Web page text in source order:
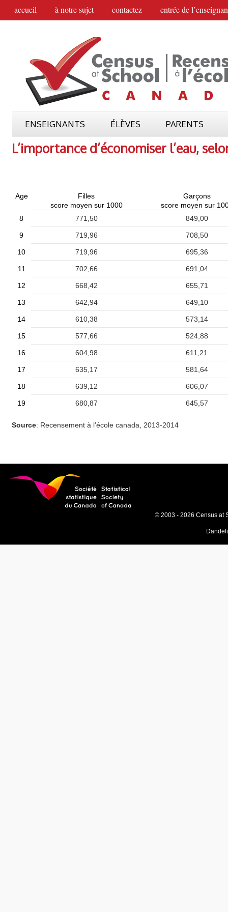
accueil à notre sujet contactez entrée de
ENSEIGNANTS ÉLÈVES PARENTS
L’importance d’économiser l’eau,
Age Filles
Garçons
score moyen sur 1000
score moyen sur
8
771,50 849,00
9 719,96 708,50
10 719,96 695,36
11 702,66 691,04
12 668,42 655,71
13 642,94 649,10
14 610,38 573,14
15 577,66 524,88
16 604,98 611,21
17 635,17 581,64
18 639,12 606,07
19 680,87 645,57
Source: Recensement à l’école canada, 2013-2014
© 2003 - 2026 Census at